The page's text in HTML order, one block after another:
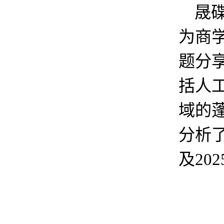
晟
为商
题分
括人
域的
分析
及